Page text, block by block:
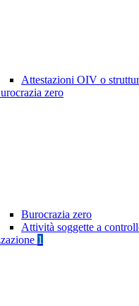
Attestazioni OIV o
zero
Burocrazia zero
Attività soggette a
1